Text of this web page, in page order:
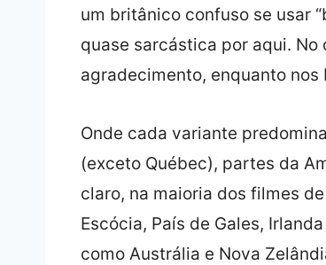
um britânico confuso se usar
quase sarcástica por aqui. No
agradecimento, enquanto
Onde cada variante
(exceto Québec), partes da
claro, na maioria dos filmes
Escócia, País de Gales,
como Austrália e Nova